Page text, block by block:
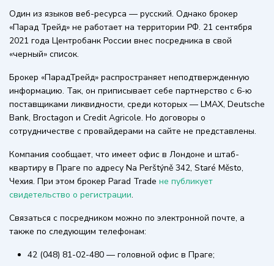
Один из языков веб-ресурса — русский. Однако брокер
«Парад Трейд» не работает на территории РФ. 21 сентября
2021 года Центробанк России внес посредника в свой
«черный» список.
Брокер «ПарадТрейд» распространяет неподтвержденную
информацию. Так, он приписывает себе партнерство с 6-ю
поставщиками ликвидности, среди которых — LMAX, Deutsche
Bank, Broctagon и Credit Agricole. Но договоры о
сотрудничестве с провайдерами на сайте не представлены.
Компания сообщает, что имеет офис в Лондоне и штаб-
квартиру в Праге по адресу Na Perštýně 342, Staré Město,
Чехия. При этом брокер Parad Trade не публикует
свидетельство о регистрации.
Связаться с посредником можно по электронной почте, а
также по следующим телефонам:
42 (048) 81-02-480 — головной офис в Праге;